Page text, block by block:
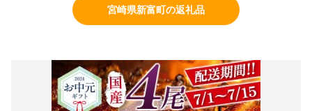
宮崎県新富町の返礼品